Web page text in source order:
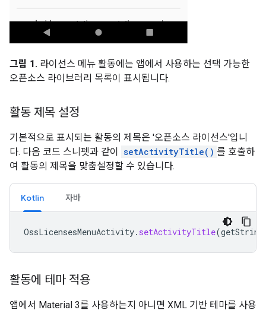
그림 1. 라이선스 메뉴 활동에는 앱에서 사용하는 선택 가능한
오픈소스 라이브러리 목록이 표시됩니다.
활동 제목 설정
기본적으로 표시되는 활동의 제목은 '오픈소스 라이선스'입니
다. 다음 코드 스니펫과 같이
setActivityTitle() 를 호출하
여 활동의 제목을 맞춤설정할 수 있습니다.
Kotlin 자바
OssLicensesMenuActivity. setActivityTitle(getString
활동에 테마 적용
앱에서 Material 3를 사용하는지 아니면 XML 기반 테마를 사용